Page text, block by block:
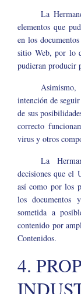
La
elementos que
en los
sitio Web, por lo
pudieran producir
Asimismo,
intención de
de sus
correcto
virus y otros
La
decisiones que el
así como por los
los documentos
sometida a
contenido por
Contenidos.
4.